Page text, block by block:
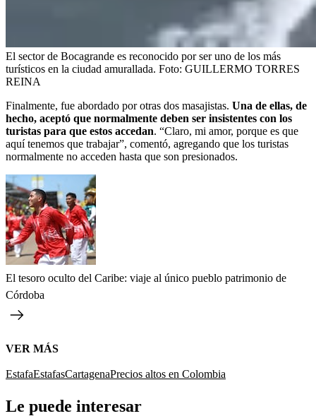
El sector de Bocagrande es reconocido por ser uno de los más
turísticos en la ciudad amurallada. Foto: GUILLERMO TORRES
REINA
Finalmente, fue abordado por otras dos masajistas. Una de ellas, de
hecho, aceptó que normalmente deben ser insistentes con los
turistas para que estos accedan. “Claro, mi amor, porque es que
aquí tenemos que trabajar”, comentó, agregando que los turistas
normalmente no acceden hasta que son presionados.
El tesoro oculto del Caribe: viaje al único pueblo patrimonio de
Córdoba
VER MÁS
EstafaEstafasCartagenaPrecios altos en Colombia
Le puede interesar